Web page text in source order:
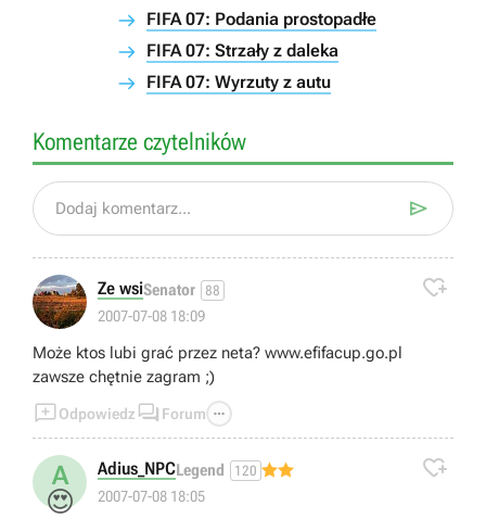
FIFA 07: Podania prostopadłe
FIFA 07: Strzały z daleka
FIFA 07: Wyrzuty z autu
Komentarze czytelników
Dodaj komentarz... 
Ze wsiSenator 88
2007-07-08 18:09

Może ktos lubi grać przez neta? www.efifacup.go.pl
zawsze chętnie zagram ;)
Odpowiedz  Forum 
A
😍
Adius_NPCLegend 120
2007-07-08 18:05
